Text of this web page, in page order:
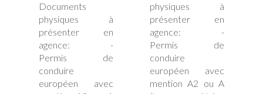
Documents
physiques à
présenter en
agence: -
Permis de
conduire
européen avec
physiques à
présenter en
agence: -
Permis de
conduire
européen avec
mention A2 ou A